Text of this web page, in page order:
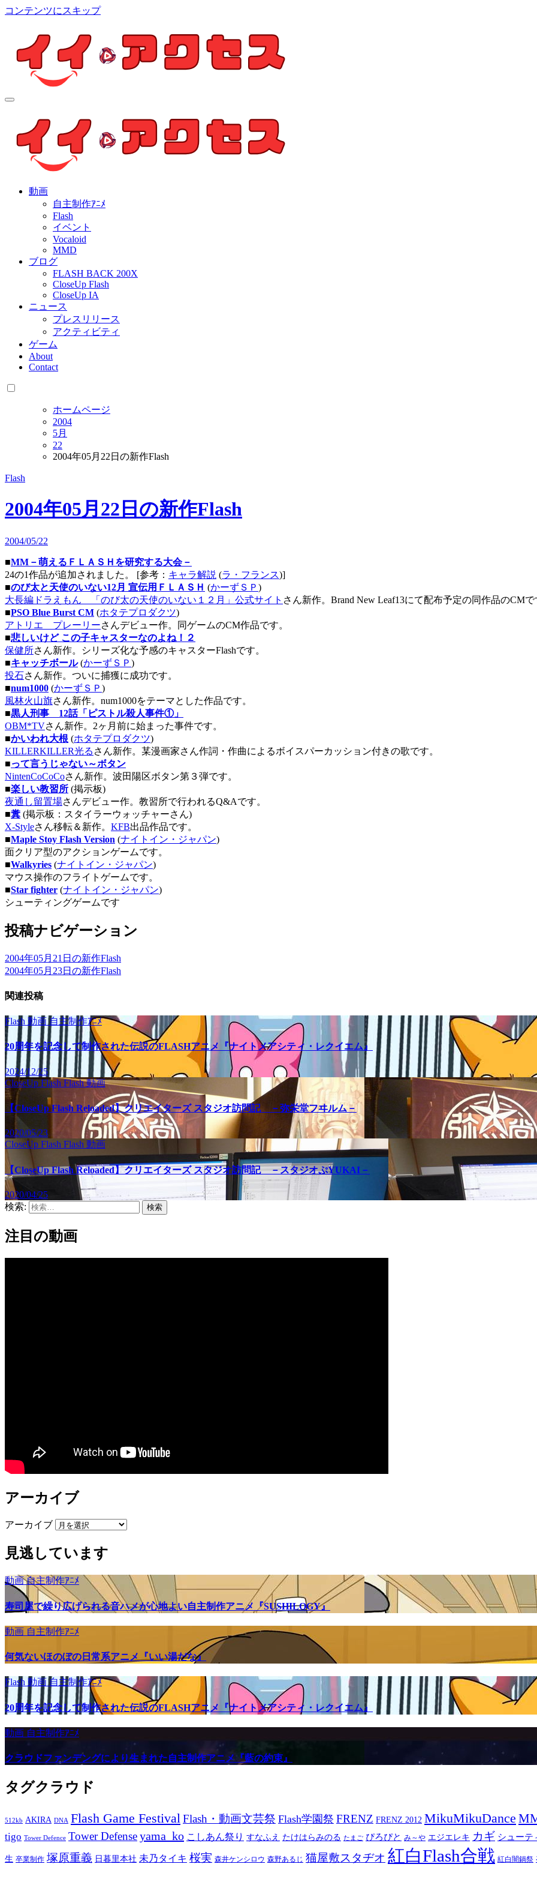
コンテンツにスキップ
個人制作アニメを中心とした動画紹介ブログ
動画
自主制作ｱﾆﾒ
Flash
イベント
Vocaloid
MMD
ブログ
FLASH BACK 200X
CloseUp Flash
CloseUp IA
ニュース
プレスリリース
アクティビティ
ゲーム
About
Contact
ホームページ
2004
5月
22
2004年05月22日の新作Flash
Flash
2004年05月22日の新作Flash
2004/05/22
■MM－萌えるＦＬＡＳＨを研究する大会－
24の1作品が追加されました。 [参考： キャラ解説 (ラ・フランス)]
■のび太と天使のいない12月 宣伝用ＦＬＡＳＨ (かーずＳＰ )
大長編ドラえもん 「のび太の天使のいない１２月」公式サイト さん新作。Brand New Leaf13にて配布予定の同作品のCMで
■PSO Blue Burst CM (ホタテプロダクツ)
アトリエ プレーリーさんデビュー作。同ゲームのCM作品です。
■悲しいけど この子キャスターなのよね！２
保健所さん新作。シリーズ化な予感のキャスターFlashです。
■キャッチボール(かーずＳＰ )
投石さん新作。ついに捕獲に成功です。
■num1000 (かーずＳＰ )
風林火山旗さん新作。num1000をテーマとした作品です。
■黒人刑事 12話「ピストル殺人事件①」
OBM*TVさん新作。2ヶ月前に始まった事件です。
■かいわれ大根 (ホタテプロダクツ)
KILLERKILLER光る さん新作。某漫画家さん作詞・作曲によるボイスパーカッション付きの歌です。
■って言うじゃない～ボタン
NintenCoCoCoさん新作。波田陽区ボタン第３弾です。
■楽しい教習所 (掲示板)
夜通し留置場さんデビュー作。教習所で行われるQ&Aです。
■糞 (掲示板：スタイラーウォッチャーさん)
X-Styleさん移転＆新作。 KFB出品作品です。
■Maple Stoy Flash Version (ナイトイン・ジャパン)
面クリア型のアクションゲームです。
■Walkyries (ナイトイン・ジャパン)
マウス操作のフライトゲームです。
■Star fighter (ナイトイン・ジャパン)
シューティングゲームです
投稿ナビゲーション
2004年05月21日の新作Flash
2004年05月23日の新作Flash
関連投稿
Flash 動画自主制作ｱﾆﾒ
20周年を記念して制作された伝説のFLASHアニメ『ナイトメアシティ・レクイエム』
2024/12/25
CloseUp FlashFlash動画
【CloseUp Flash Reloaded】クリエイターズ スタジオ訪問記 －弥栄堂フヰルム－
2020/05/23
CloseUp Flash Flash 動画
【CloseUp Flash Reloaded】クリエイターズ スタジオ訪問記 －スタジオぷYUKAI－
2020/04/25
検索:
注目の動画
アーカイブ
アーカイブ
見逃しています
動画自主制作ｱﾆﾒ
寿司屋で繰り広げられる音ハメが心地よい自主制作アニメ『SUSHILOGY』
動画 自主制作ｱﾆﾒ
何気ないほのぼの日常系アニメ『いい湯だな』
Flash 動画自主制作ｱﾆﾒ
20周年を記念して制作された伝説のFLASHアニメ『ナイトメアシティ・レクイエム』
動画 自主制作ｱﾆﾒ
クラウドファンデングにより生まれた自主制作アニメ『藍の約束』
タグクラウド
512kb AKIRA DNA Flash Game FestivalFlash・動画文芸祭 Flash学園祭 FRENZ FRENZ 2012 MikuMikuDance
tigo Tower Defence Tower Defenseyama_ko こしあん祭り すなふえ たけはらみのる たまご ぴろぴと み～や エジエレキ カギ シューテ
生 卒業制作 塚原重義 日暮里本社 未乃タイキ 桜実 森井ケンシロウ 森野あるじ 猫屋敷スタヂオ 紅白Flash合戦 紅白闇鍋祭